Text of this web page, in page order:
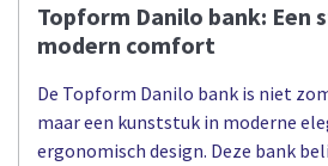
Topform Danilo bank: Een
modern comfort
De Topform Danilo bank is niet
maar een kunststuk in moderne
ergonomisch design. Deze bank